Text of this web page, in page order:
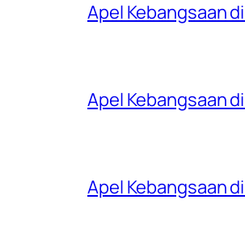
Apel Kebangsaan
Apel Kebangsaan
Apel Kebangsaan